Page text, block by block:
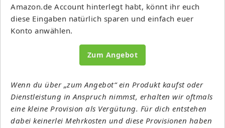
Amazon.de Account hinterlegt habt, könnt ihr euch
diese Eingaben natürlich sparen und einfach euer
Konto anwählen.
Zum Angebot
Wenn du über „zum Angebot“ ein Produkt kaufst oder
Dienstleistung in Anspruch nimmst, erhalten wir oftmals
eine kleine Provision als Vergütung. Für dich entstehen
dabei keinerlei Mehrkosten und diese Provisionen haben